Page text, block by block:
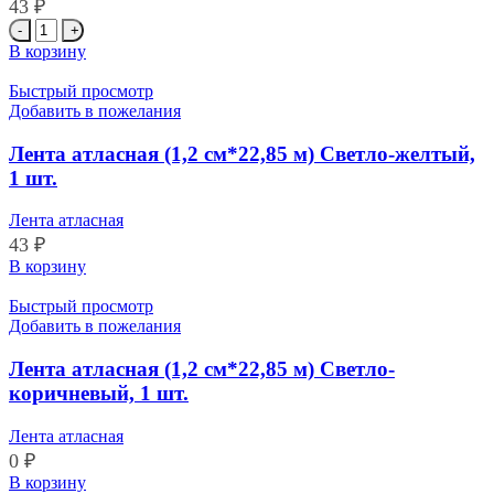
43 ₽
Количество
товара
Лента
атласная
(1,2
Светло-
бежевый,
шт.
В корзину
Быстрый просмотр
Добавить в пожелания
Лента атласная (1,2 см*22,85 м) Светло-желтый,
1 шт.
Лента атласная
43 ₽
Количество
Лента
атласная
см*22,85
м)
Светло-
1
шт.
В корзину
Быстрый просмотр
Добавить в пожелания
Лента атласная (1,2 см*22,85 м) Светло-
коричневый, 1 шт.
Лента атласная
0 ₽
Количество
В корзину